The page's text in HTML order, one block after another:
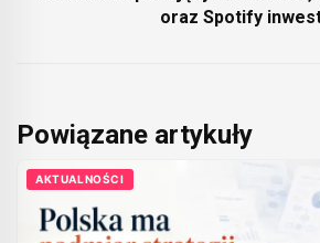
oraz Spotify
Powiązane artykuły
AKTUALNOŚCI